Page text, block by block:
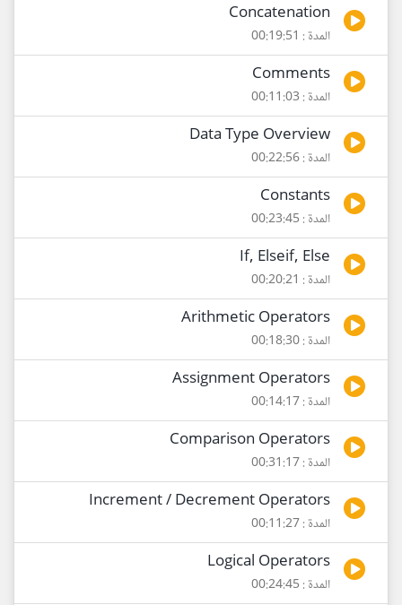
Concatenation
المدة : 00:19:51
Comments
المدة : 00:11:03
Data Type Overview
المدة : 00:22:56
Constants
المدة : 00:23:45
If, Elseif, Else
المدة : 00:20:21
Arithmetic Operators
المدة : 00:18:30
Assignment Operators
المدة : 00:14:17
Comparison Operators
المدة : 00:31:17
Increment / Decrement Operators
المدة : 00:11:27
Logical Operators
المدة : 00:24:45